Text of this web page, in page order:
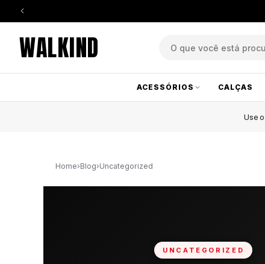
WALKIND
ACESSÓRIOS CALÇAS
Use
Home›Blog›Uncategorized
UNCATEGORIZED